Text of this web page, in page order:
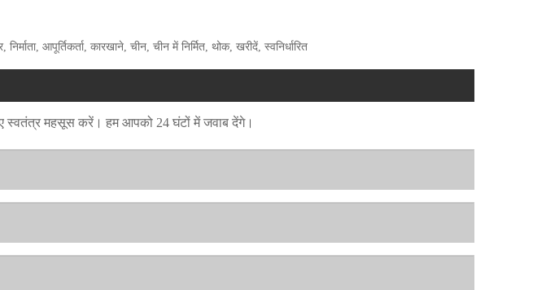
आपूर्तिकर्ता, कारखाने, चीन, चीन में निर्मित, थोक, खरीदें, स्वनिर्धारित
स्वतंत्र महसूस करें। हम आपको 24 घंटों में जवाब देंगे।